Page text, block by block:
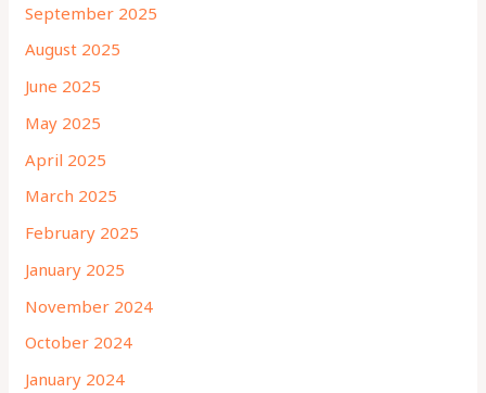
September 2025
August 2025
June 2025
May 2025
April 2025
March 2025
February 2025
January 2025
November 2024
October 2024
January 2024